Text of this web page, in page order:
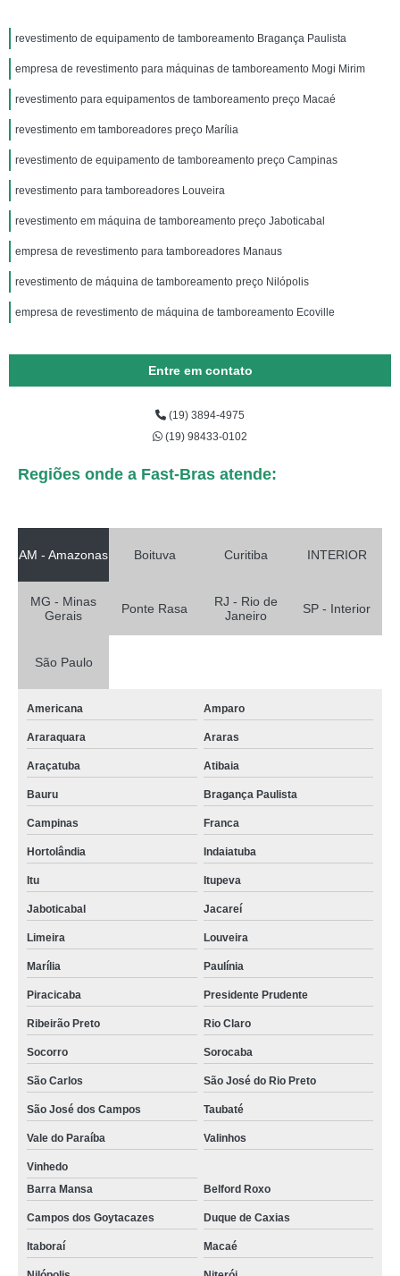
revestimento de equipamento de tamboreamento Bragança Paulista
empresa de revestimento para máquinas de tamboreamento Mogi Mirim
revestimento para equipamentos de tamboreamento preço Macaé
revestimento em tamboreadores preço Marília
revestimento de equipamento de tamboreamento preço Campinas
revestimento para tamboreadores Louveira
revestimento em máquina de tamboreamento preço Jaboticabal
empresa de revestimento para tamboreadores Manaus
revestimento de máquina de tamboreamento preço Nilópolis
empresa de revestimento de máquina de tamboreamento Ecoville
Entre em contato
(19) 3894-4975
(19) 98433-0102
Regiões onde a Fast-Bras atende:
AM - Amazonas Boituva Curitiba INTERIOR
MG - Minas
Gerais
Ponte Rasa
RJ - Rio de
Janeiro
SP - Interior
São Paulo
Americana Amparo
Araraquara Araras
Araçatuba Atibaia
Bauru Bragança Paulista
Campinas Franca
Hortolândia Indaiatuba
Itu Itupeva
Jaboticabal Jacareí
Limeira Louveira
Marília Paulínia
Piracicaba Presidente Prudente
Ribeirão Preto Rio Claro
Socorro Sorocaba
São Carlos São José do Rio Preto
São José dos Campos Taubaté
Vale do Paraíba Valinhos
Vinhedo
Barra Mansa
Belford Roxo
Campos dos Goytacazes Duque de Caxias
Itaboraí Macaé